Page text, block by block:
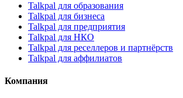
Talkpal для образования
Talkpal для бизнеса
Talkpal для предприятия
Talkpal для НКО
Talkpal для реселлеров и партнёрств
Talkpal для аффилиатов
Компания